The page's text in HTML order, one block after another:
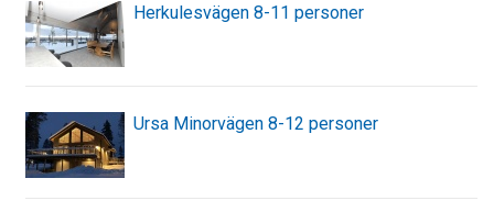
Herkulesvägen 8-11 personer
Ursa Minorvägen 8-12 personer